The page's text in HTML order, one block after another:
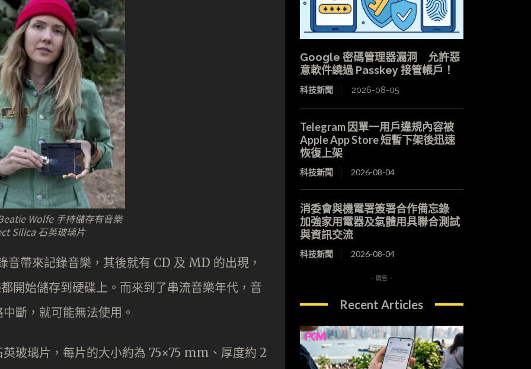
Wolfe 手持儲存有音樂
Silica 石英玻璃片
帶來記錄音樂，其後就有 CD 及 MD 的出現，
開始儲存到硬碟上。而來到了串流音樂年代，音
斷，就可能無法使用。
玻璃片，每片的大小約為 75×75 mm、厚度約 2
Google 密碼管理器漏洞 允許惡
意軟件繞過 Passkey 接管帳戶！
科技新聞 2026-08-05
Telegram 因單一用戶違規內容被
Apple App Store 短暫下架後迅速
恢復上架
科技新聞 2026-08-04
消委會與機電署簽署合作備忘錄
加強家用電器及氣體用具聯合測試
與資訊交流
科技新聞 2026-08-04
- 廣告 -
Recent Articles